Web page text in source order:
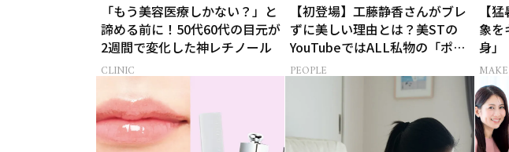
「もう美容医療しかない？」と
諦める前に！50代60代の目元が
2週間で変化した神レチノール
CLINIC
【初登場】工藤静香さんがブレ
ずに美しい理由とは？美STの
YouTubeではALL私物の「ポー
チの中身」も大公開！
PEOPLE
【
象を
身」